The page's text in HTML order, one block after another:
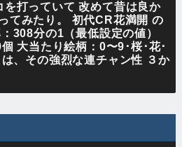
打っていて 改めて昔は良か
てみたり。 初代CR花満開 の
308分の1（最低設定の値）
大当たり絵柄：0〜9･桜･花･
、その強烈な連チャン性 ３か